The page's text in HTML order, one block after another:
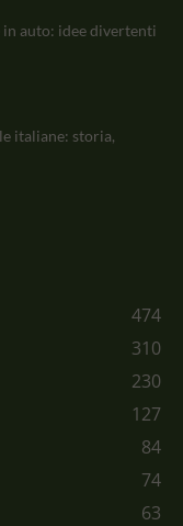
auto: idee divertenti
italiane: storia,
474
310
230
127
84
74
63